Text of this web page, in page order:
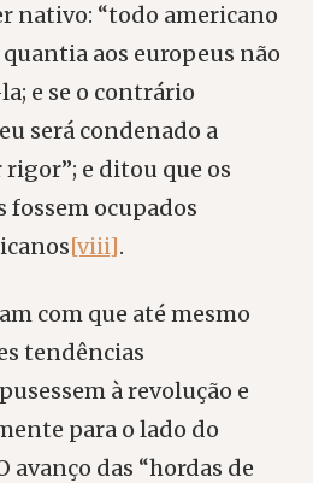
nativo: “todo americano
aos europeus não
e se o contrário
será condenado a
e ditou que os
fossem ocupados
[viii].
com que até mesmo
tendências
à revolução e
para o lado do
avanço das “hordas de